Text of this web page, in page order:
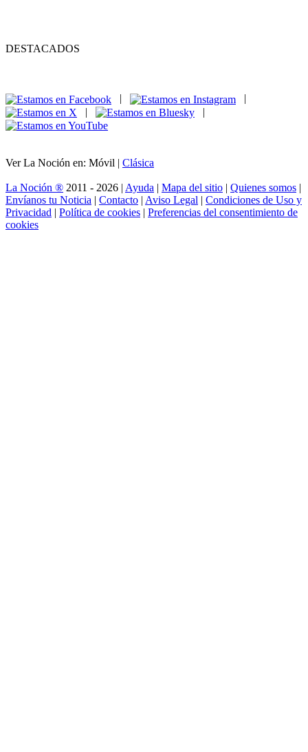
DESTACADOS
|
|
Ver La Noción en: Móvil | Clásica
La Noción ® 2011 - 2026 | Ayuda | Mapa del sitio | Quienes somos |
Envíanos tu Noticia | Contacto | Aviso Legal | Condiciones de Uso y
Privacidad | Política de cookies | Preferencias del consentimiento de
cookies